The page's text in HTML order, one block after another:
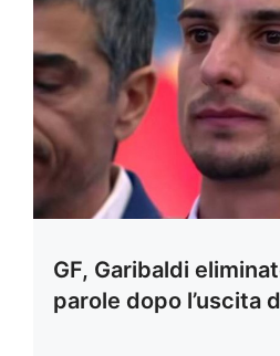
GF, Garibaldi
parole dopo l’uscita